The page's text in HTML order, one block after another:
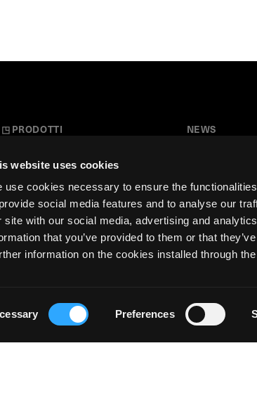
website uses cookies
use cookies necessary to ensure the
social media features and to analyse our
site with our social media, advertising and
that you’ve provided to them or that
information on the cookies installed through
Preferences
◳ PRODOTTI
Carte Creative
Cartoleria
Stampa d'Arte
NEWS
Collaborazioni
Festival del
Residenza